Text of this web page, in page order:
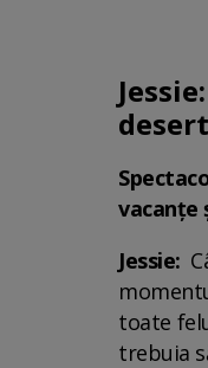
vacanțe
Jessie:
toate
trebuia